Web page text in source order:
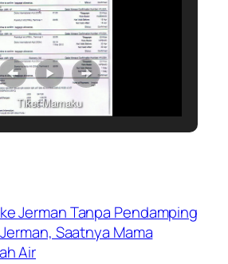
Tiket Mamaku
Jerman Tanpa Pendamping
Saatnya Mama
Air